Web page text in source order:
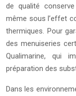
de qualité
même sous l’effet
thermiques. Pour
des menuiseries
Qualimarine, qui
préparation des
Dans les